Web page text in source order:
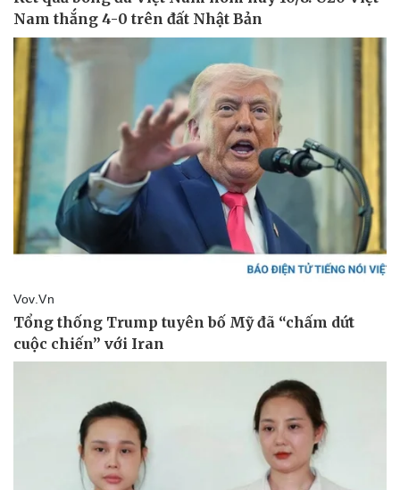
Bất động sản
Khởi nghiệp
Giá vàng
Tiêu dùng
Chứng khoán
Giá cà phê